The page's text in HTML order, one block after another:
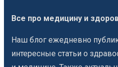
Все про медицину и
Наш блог ежедневно
интересные статьи о